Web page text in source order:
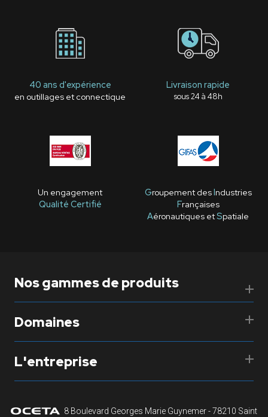
40 ans d'expérience
en outillages et connectique
Livraison rapide
sous 24 à 48h
Un engagement
Qualité Certifié
Groupement desIndustries
Françaises
Aéronautiques etSpatiale
Nos gammes de produits
Domaines
L'entreprise
8 Boulevard Georges Marie Guynemer - 78210 Saint